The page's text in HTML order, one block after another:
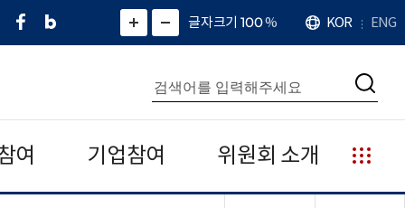
페
네
그
)
화
면
면
소
확
대
치
글자크기 100%
언
어
KOR ENG
통
합
검
색
검
여 기업참여 위원회 소개
누
리